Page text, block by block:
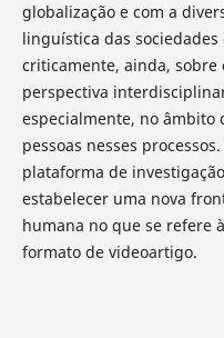
globalização e com a
linguística das
criticamente, ainda, sobre
perspectiva
especialmente, no âmbito
pessoas nesses
plataforma de
estabelecer uma nova
humana no que se refere
formato de videoartigo.